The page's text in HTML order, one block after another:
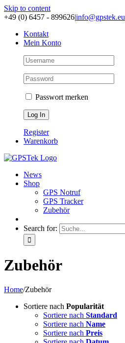
Skip to content
+49 (0) 6457 - 899626|info@gpstek.eu
Kontakt
Mein Konto
Passwort merken
Register
Warenkorb
News
Shop
GPS Notruf
GPS Tracker
Zubehör
Search for:
Zubehör
Home/Zubehör
Sortiere nach Popularität
Sortiere nach Standard
Sortiere nach Name
Sortiere nach Preis